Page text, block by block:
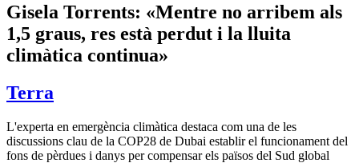
Gisela Torrents: «Mentre no arribem als
1,5 graus, res està perdut i la lluita
climàtica continua»
Terra
L'experta en emergència climàtica destaca com una de les
discussions clau de la COP28 de Dubai establir el funcionament del
fons de pèrdues i danys per compensar els països del Sud global